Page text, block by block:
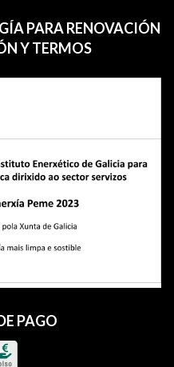
PARA RENOVACIÓN
Y TERMOS
PAGO